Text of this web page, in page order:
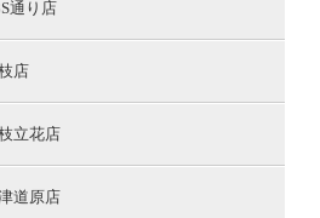
通り店
店
立花店
道原店